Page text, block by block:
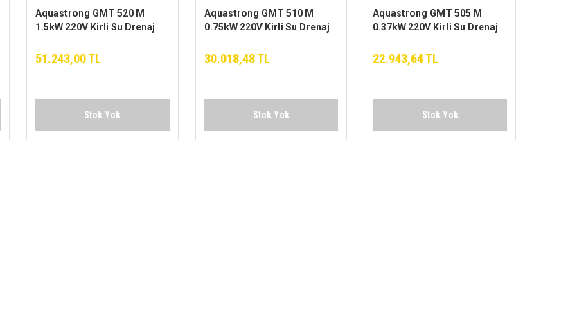
Aquastrong GMT 520 M
1.5kW 220V Kirli Su Drenaj
51.243,00 TL
Stok Yok
Aquastrong GMT 510 M
0.75kW 220V Kirli Su Drenaj
30.018,48 TL
Stok Yok
Aquastrong GMT 505 M
0.37kW 220V Kirli Su Drenaj
22.943,64 TL
Stok Yok